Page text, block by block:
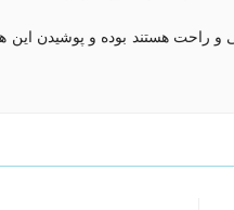
هستند بوده و پوشیدن این